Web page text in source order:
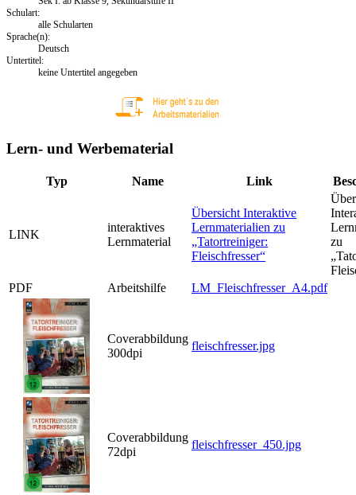
Schulart:
alle Schularten
Sprache(n):
Deutsch
Untertitel:
keine Untertitel angegeben
Lern- und Werbematerial
Typ Name Link
LINK
interaktives
Lernmaterial
Übersicht Interaktive
Lernmaterialien zu
„Tatortreiniger:
Fleischfresser“
zu
PDF
Arbeitshilfe LM_Fleischfresser_A4.pdf
Coverabbildung
300dpi
fleischfresser.jpg
Coverabbildung
72dpi
fleischfresser_450.jpg